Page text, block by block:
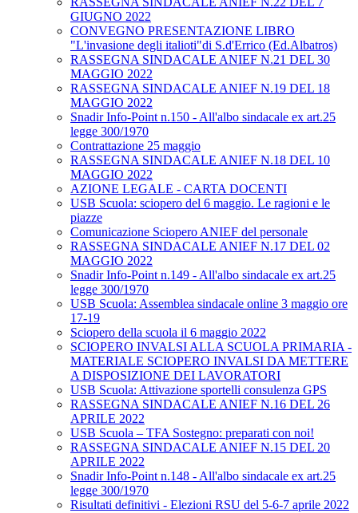
GIUGNO 2022
CONVEGNO PRESENTAZIONE LIBRO
"L'invasione degli italioti"di S.d'Errico (Ed.Albatros)
RASSEGNA SINDACALE ANIEF N.21 DEL 30
MAGGIO 2022
RASSEGNA SINDACALE ANIEF N.19 DEL 18
MAGGIO 2022
Snadir Info-Point n.150 - All'albo sindacale ex art.25
legge 300/1970
Contrattazione 25 maggio
RASSEGNA SINDACALE ANIEF N.18 DEL 10
MAGGIO 2022
AZIONE LEGALE - CARTA DOCENTI
USB Scuola: sciopero del 6 maggio. Le ragioni e le
piazze
Comunicazione Sciopero ANIEF del personale
RASSEGNA SINDACALE ANIEF N.17 DEL 02
MAGGIO 2022
Snadir Info-Point n.149 - All'albo sindacale ex art.25
legge 300/1970
USB Scuola: Assemblea sindacale online 3 maggio ore
17-19
Sciopero della scuola il 6 maggio 2022
SCIOPERO INVALSI ALLA SCUOLA PRIMARIA -
MATERIALE SCIOPERO INVALSI DA METTERE
A DISPOSIZIONE DEI LAVORATORI
USB Scuola: Attivazione sportelli consulenza GPS
RASSEGNA SINDACALE ANIEF N.16 DEL 26
APRILE 2022
USB Scuola – TFA Sostegno: preparati con noi!
RASSEGNA SINDACALE ANIEF N.15 DEL 20
APRILE 2022
Snadir Info-Point n.148 - All'albo sindacale ex art.25
legge 300/1970
Risultati definitivi - Elezioni RSU del 5-6-7 aprile 2022